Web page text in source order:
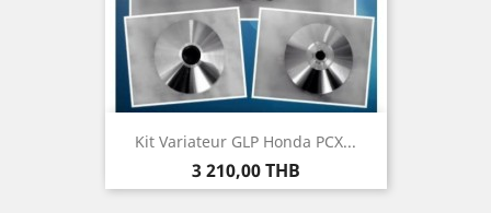
Kit Variateur GLP Honda PCX...
Prix
3 210,00 THB